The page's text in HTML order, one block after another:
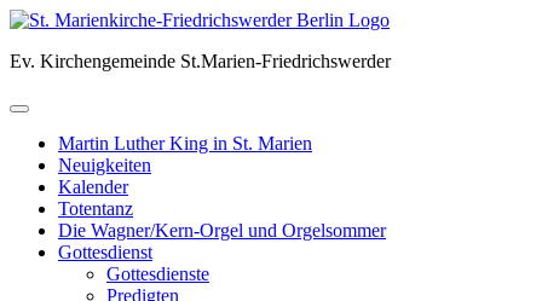
Skip
content
Ev. Kirchengemeinde St.Marien-Friedrichswerder
Martin Luther King in St. Marien
Neuigkeiten
Kalender
Totentanz
Die Wagner/Kern-Orgel und Orgelsommer
Gottesdienst
Gottesdienste
Predigten